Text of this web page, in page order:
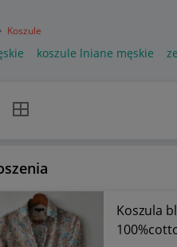
Koszule
koszule lniane męskie
listy
Widok siatki
Koszula